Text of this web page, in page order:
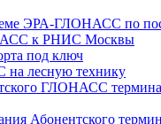
ЭРА-ГЛОНАСС по
к РНИС Москвы
под ключ
лесную технику
ГЛОНАСС
Абонентского